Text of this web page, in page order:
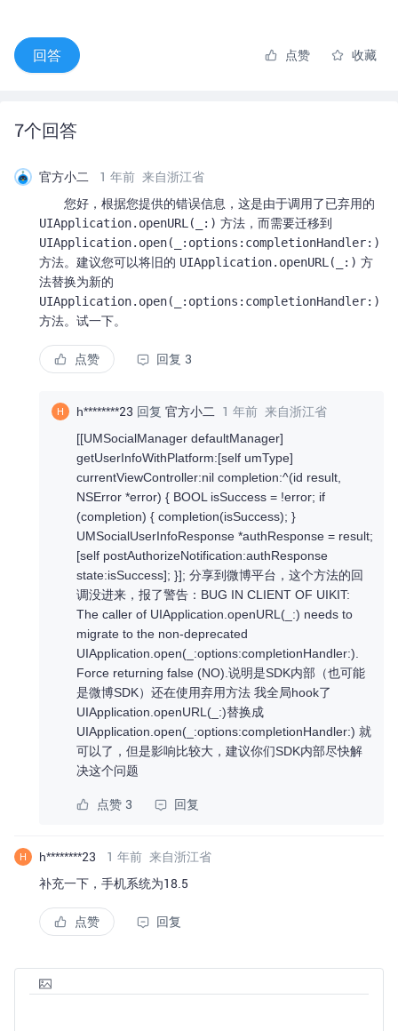
回答 点赞 收藏
7个回答
官方小二 1 年前 来自浙江省
您好，根据您提供的错误信息，这是由于调用了已弃用的
UIApplication.openURL(_:) 方法，而需要迁移到
UIApplication.open(_:options:completionHandler:)
方法。建议您可以将旧的 UIApplication.openURL(_:) 方
法替换为新的
UIApplication.open(_:options:completionHandler:)
方法。试一下。
点赞 回复 3
H h********23 回复 官方小二 1 年前 来自浙江省
[[UMSocialManager defaultManager]
getUserInfoWithPlatform:[self umType]
currentViewController:nil completion:^(id result,
NSError *error) { BOOL isSuccess = !error; if
(completion) { completion(isSuccess); }
UMSocialUserInfoResponse *authResponse = result;
[self postAuthorizeNotification:authResponse
state:isSuccess]; }]; 分享到微博平台，这个方法的回
调没进来，报了警告：BUG IN CLIENT OF UIKIT:
The caller of UIApplication.openURL(_:) needs to
migrate to the non-deprecated
UIApplication.open(_:options:completionHandler:).
Force returning false (NO).说明是SDK内部（也可能
是微博SDK）还在使用弃用方法 我全局hook了
UIApplication.openURL(_:)替换成
UIApplication.open(_:options:completionHandler:) 就
可以了，但是影响比较大，建议你们SDK内部尽快解
决这个问题
点赞 3 回复
H h********23 1 年前 来自浙江省
补充一下，手机系统为18.5
点赞 回复